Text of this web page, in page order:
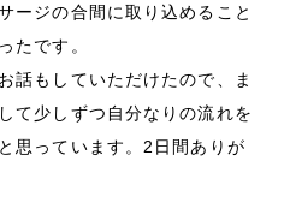
ージの合間に取り込めること
たです。
話もしていただけたので、ま
て少しずつ自分なりの流れを
思っています。2日間ありが